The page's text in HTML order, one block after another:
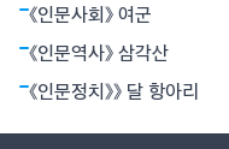
《인문사회》 여군
《인문역사》 삼각산
《인문정치》》 달 항아리